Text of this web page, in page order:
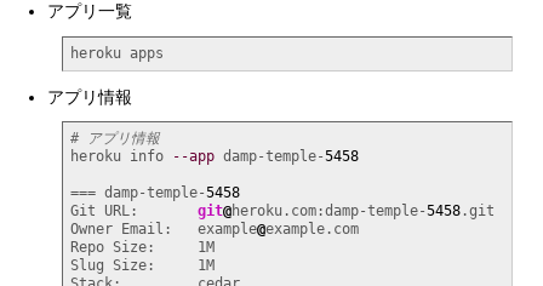
アプリ一覧
heroku apps
アプリ情報
# アプリ情報
heroku info
--app damp-temple-5458
=== damp-temple-5458
Git URL: git@heroku.com:damp-temple-5458.git
Owner Email:   example@example.com
Repo Size:     1M
Slug Size:     1M